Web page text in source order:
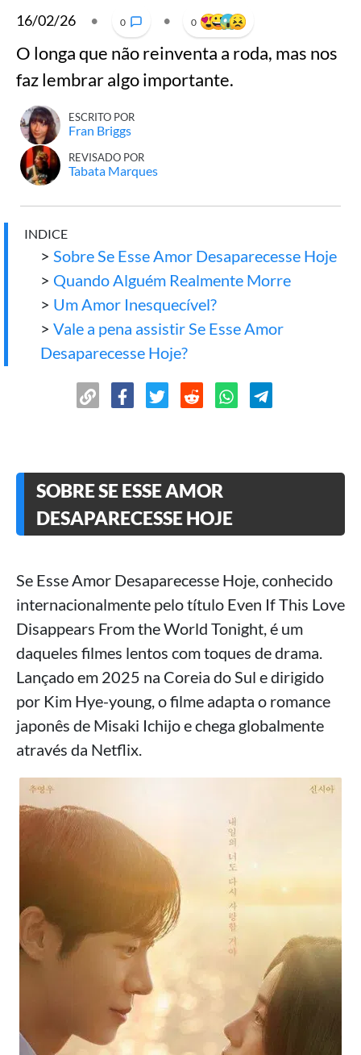
16/02/26 • 0 • 0
O longa que não reinventa a roda, mas nos
faz lembrar algo importante.
ESCRITO POR
Fran Briggs
REVISADO POR
Tabata Marques
INDICE
> Sobre Se Esse Amor Desaparecesse Hoje
> Quando Alguém Realmente Morre
> Um Amor Inesquecível?
> Vale a pena assistir Se Esse Amor
Desaparecesse Hoje?
SOBRE SE ESSE AMOR
DESAPARECESSE HOJE
Se Esse Amor Desaparecesse Hoje, conhecido
internacionalmente pelo título Even If This Love
Disappears From the World Tonight, é um
daqueles filmes lentos com toques de drama.
Lançado em 2025 na Coreia do Sul e dirigido
por Kim Hye-young, o filme adapta o romance
japonês de Misaki Ichijo e chega globalmente
através da Netflix.